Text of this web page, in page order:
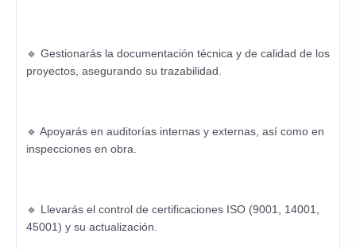
🔹 Gestionarás la documentación técnica y de calidad de los
proyectos, asegurando su trazabilidad.
🔹 Apoyarás en auditorías internas y externas, así como en
inspecciones en obra.
🔹 Llevarás el control de certificaciones ISO (9001, 14001,
45001) y su actualización.